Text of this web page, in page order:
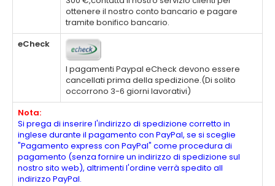
ottenere il nostro conto bancario e pagare
tramite bonifico bancario.
eCheck
I pagamenti Paypal eCheck devono essere
cancellati prima della spedizione.(Di solito
occorrono 3-6 giorni lavorativi)
Nota:
Si prega di inserire l'indirizzo di spedizione corretto in
inglese durante il pagamento con PayPal, se si sceglie
"Pagamento express con PayPal" come procedura di
pagamento (senza fornire un indirizzo di spedizione sul
nostro sito web), altrimenti l'ordine verrà spedito all
indirizzo PayPal.